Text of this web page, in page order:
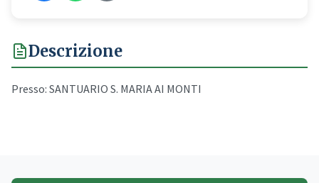
Descrizione
Presso: SANTUARIO S. MARIA AI MONTI